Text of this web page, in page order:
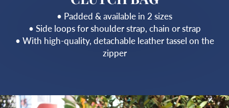
• Padded & available in 2 sizes
• Side loops for shoulder strap, chain or strap
• With high-quality, detachable leather tassel on the
zipper